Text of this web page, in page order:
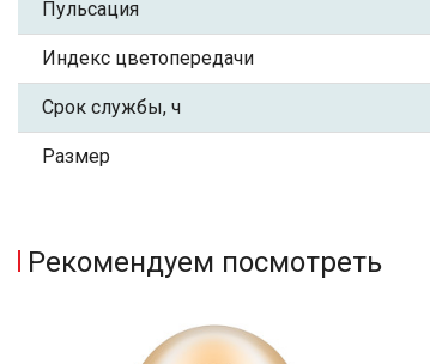
Пульсация
Индекс цветопередачи
Срок службы, ч
Размер
Рекомендуем посмотреть